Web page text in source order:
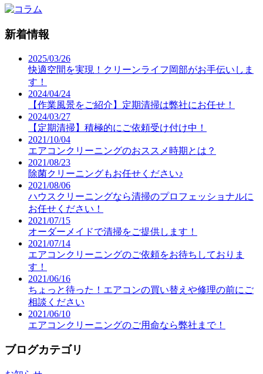
新着情報
2025/03/26
快適空間を実現！クリーンライフ岡部がお手伝いしま
す！
2024/04/24
【作業風景をご紹介】定期清掃は弊社にお任せ！
2024/03/27
【定期清掃】積極的にご依頼受け付け中！
2021/10/04
エアコンクリーニングのおススメ時期とは？
2021/08/23
除菌クリーニングもお任せください♪
2021/08/06
ハウスクリーニングなら清掃のプロフェッショナルに
お任せください！
2021/07/15
オーダーメイドで清掃をご提供します！
2021/07/14
エアコンクリーニングのご依頼をお待ちしておりま
す！
2021/06/16
ちょっと待った！エアコンの買い替えや修理の前にご
相談ください
2021/06/10
エアコンクリーニングのご用命なら弊社まで！
ブログカテゴリ